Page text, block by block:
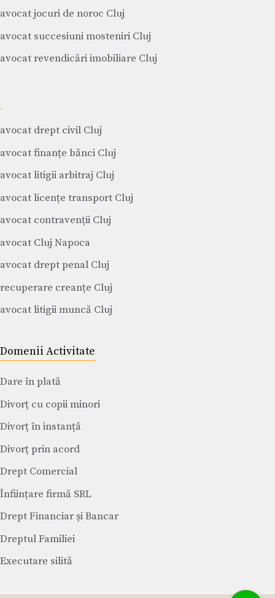
avocat jocuri de noroc Cluj
avocat succesiuni mosteniri Cluj
avocat revendicări imobiliare Cluj
avocat drept civil Cluj
avocat finanțe bănci Cluj
avocat litigii arbitraj Cluj
avocat licențe transport Cluj
avocat contravenții Cluj
avocat Cluj Napoca
avocat drept penal Cluj
recuperare creanțe Cluj
avocat litigii muncă Cluj
Domenii Activitate
Dare în plată
Divorț cu copii minori
Divorț în instanță
Divorț prin acord
Drept Comercial
Înființare firmă SRL
Drept Financiar și Bancar
Dreptul Familiei
Executare silită